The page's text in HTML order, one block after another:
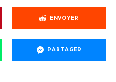
ENVOYER
PARTAGER